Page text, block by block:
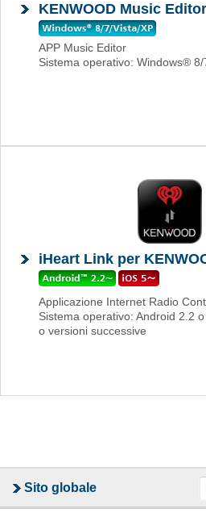
KENWOOD Music
APP Music Editor
Sistema operativo: Windows® 8/
iHeart Link per
Applicazione Internet Radio
Sistema operativo: Android 2.2
o versioni successive
Sito globale